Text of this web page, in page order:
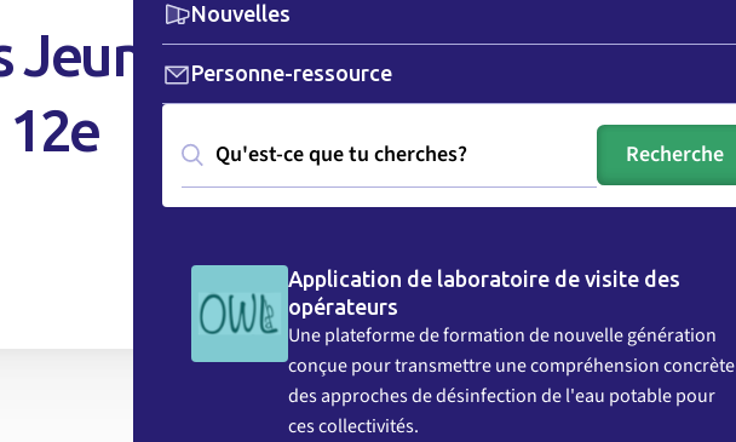
Nouvelles
Personne-ressource
Application de laboratoire de visite des
opérateurs
Une plateforme de formation de nouvelle génération
conçue pour transmettre une compréhension concrète
des approches de désinfection de l'eau potable pour
ces collectivités.
Jeunes